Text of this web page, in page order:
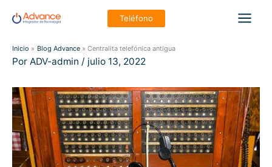
Teléfono
Inicio Blog Advance Centralita telefónica antigua
Por ADV-admin / julio 13, 2022